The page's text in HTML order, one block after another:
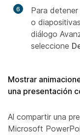
6
Para
o
diálogo
seleccione
Mostrar
una presentación
Al compartir una
Microsoft